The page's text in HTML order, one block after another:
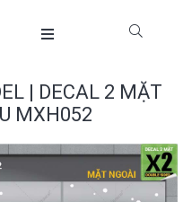
| DECAL 2 MẶT
MXH052